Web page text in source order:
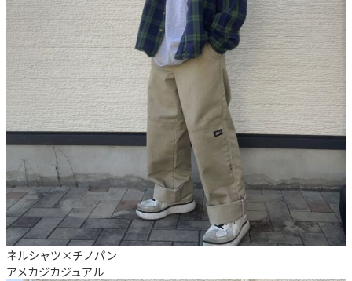
ネルシャツ×チノパン
アメカジカジュアル